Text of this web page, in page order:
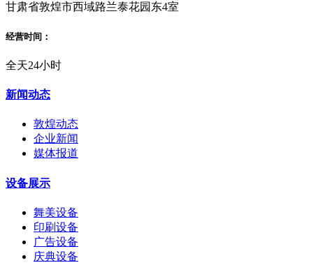
甘肃省敦煌市西域路兰泰花园东4室
经营时间：
全天24小时
新闻动态
敦煌动态
企业新闻
媒体报道
设备展示
舞美设备
印刷设备
广告设备
庆典设备